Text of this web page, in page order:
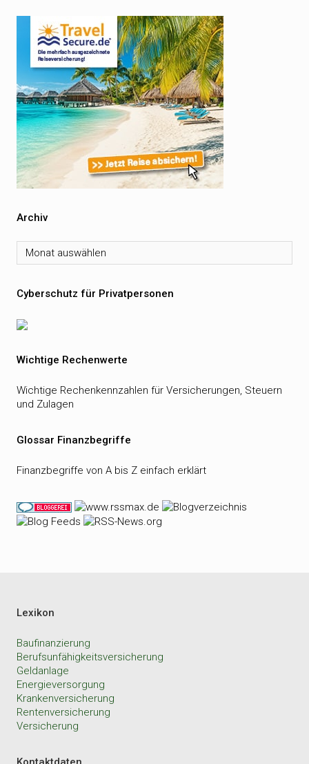
Archiv
Archiv
Cyberschutz für Privatpersonen
Wichtige Rechenwerte
Wichtige Rechenkennzahlen für Versicherungen, Steuern
und Zulagen
Glossar Finanzbegriffe
Finanzbegriffe von A bis Z einfach erklärt
Baufinanzierung
Berufsunfähigkeitsversicherung
Geldanlage
Energieversorgung
Krankenversicherung
Rentenversicherung